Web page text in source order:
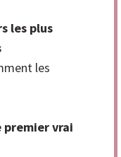
les plus
les
vrai